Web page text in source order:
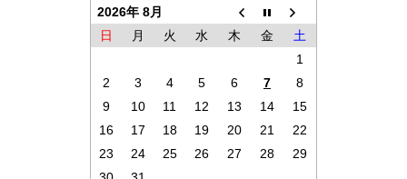
2026年 8月
日
月 火 水 木 金
土
1
2
3 4 5 6 7
8
9
10 11 12 13 14
15
16
17 18 19 20 21
22
23
24 25 26 27 28
29